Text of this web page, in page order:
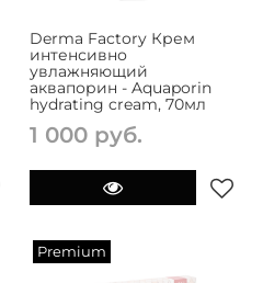
Derma Factory Крем
интенсивно
увлажняющий
аквапорин - Aquaporin
hydrating cream, 70мл
1 000 руб.
Premium